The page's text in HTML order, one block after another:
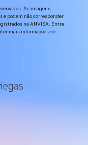
As imagens
e podem não corresponder
na ANVISA. Entre
mais informações de